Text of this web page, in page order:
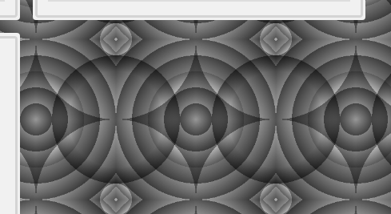
gitlab_rails['smtp_domain'] = "邮
件账户所在域"
gitlab_rails['smtp_authentication
'] = "login"
gitlab_rails['smtp_enable_starttl
s_auto'] = true
gitlab_rails['smtp_tls'] = true #
这个很重要，而且是官方文档里没提